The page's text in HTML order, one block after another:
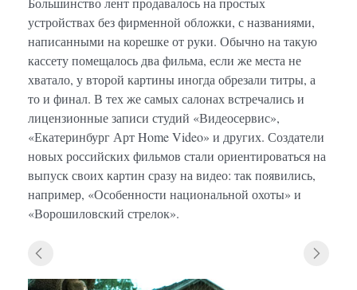
устройствах без фирменной обложки, с названиями,
написанными на корешке от руки. Обычно на такую
кассету помещалось два фильма, если же места не
хватало, у второй картины иногда обрезали титры, а
то и финал. В тех же самых салонах встречались и
лицензионные записи студий «Видеосервис»,
«Екатеринбург Арт Home Video» и других. Создатели
новых российских фильмов стали ориентироваться на
выпуск своих картин сразу на видео: так появились,
например, «Особенности национальной охоты» и
«Ворошиловский стрелок».